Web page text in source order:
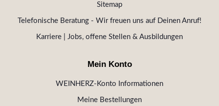
Sitemap
Telefonische Beratung - Wir freuen uns auf Deinen Anruf!
Karriere | Jobs, offene Stellen & Ausbildungen
Mein Konto
WEINHERZ-Konto Informationen
Meine Bestellungen